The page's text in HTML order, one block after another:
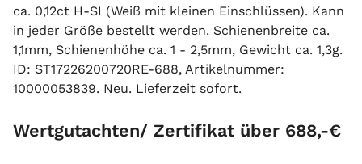
ca. 0,12ct H-SI (Weiß mit kleinen Einschlüssen). Kann
in jeder Größe bestellt werden. Schienenbreite ca.
1,1mm, Schienenhöhe ca. 1 - 2,5mm, Gewicht ca. 1,3g.
ID: ST17226200720RE-688, Artikelnummer:
10000053839. Neu. Lieferzeit sofort.
Wertgutachten/ Zertifikat über 688,-€